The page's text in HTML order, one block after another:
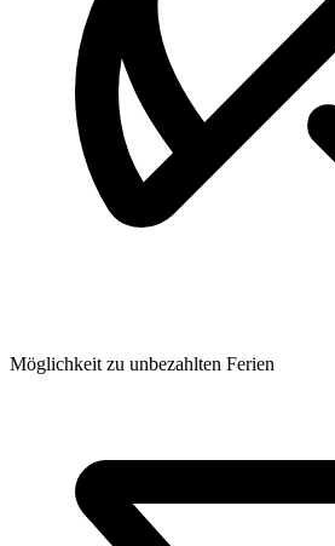
Möglichkeit zu unbezahlten Ferien